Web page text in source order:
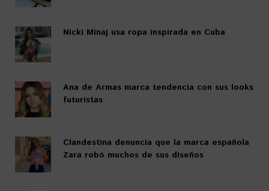
Nicki Minaj usa ropa inspirada en Cuba
Ana de Armas marca tendencia con sus looks
futuristas
Clandestina denuncia que la marca española
Zara robó muchos de sus diseños